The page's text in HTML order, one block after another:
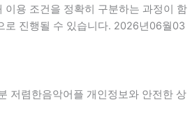
이용 조건을 정확히 구분하는 과정이 함
로 진행될 수 있습니다. 2026년06월03
저렴한음악어플 개인정보와 안전한 상